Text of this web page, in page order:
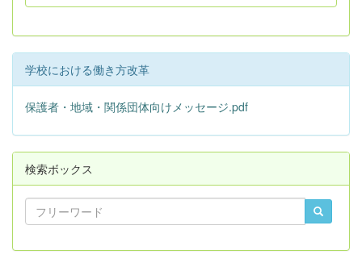
学校における働き方改革
保護者・地域・関係団体向けメッセージ.pdf
検索ボックス